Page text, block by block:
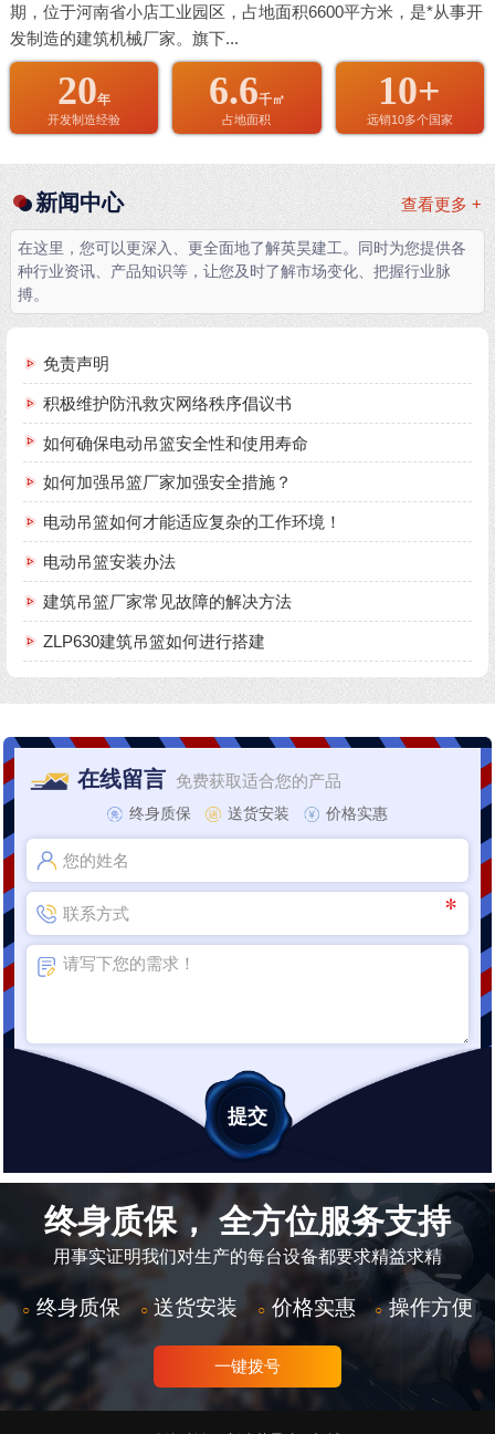
期，位于河南省小店工业园区，占地面积6600平方米，是*从事开
发制造的建筑机械厂家。旗下...
20年
开发制造经验
6.6千㎡
占地面积
10+
远销10多个国家
查看更多 +
新闻中心
在这里，您可以更深入、更全面地了解英昊建工。同时为您提供各
种行业资讯、产品知识等，让您及时了解市场变化、把握行业脉
搏。
免责声明
积极维护防汛救灾网络秩序倡议书
如何确保电动吊篮安全性和使用寿命
如何加强吊篮厂家加强安全措施？
电动吊篮如何才能适应复杂的工作环境！
电动吊篮安装办法
建筑吊篮厂家常见故障的解决方法
ZLP630建筑吊篮如何进行搭建
在线留言 免费获取适合您的产品
终身质保 送货安装 价格实惠
终身质保， 全方位服务支持
用事实证明我们对生产的每台设备都要求精益求精
○ 终身质保 ○ 送货安装 ○ 价格实惠 ○ 操作方便
一键拨号